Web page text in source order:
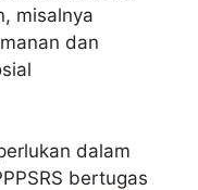
misalnya
dan
dalam
bertugas